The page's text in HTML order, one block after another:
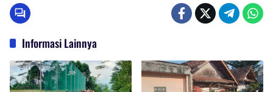
Informasi Lainnya